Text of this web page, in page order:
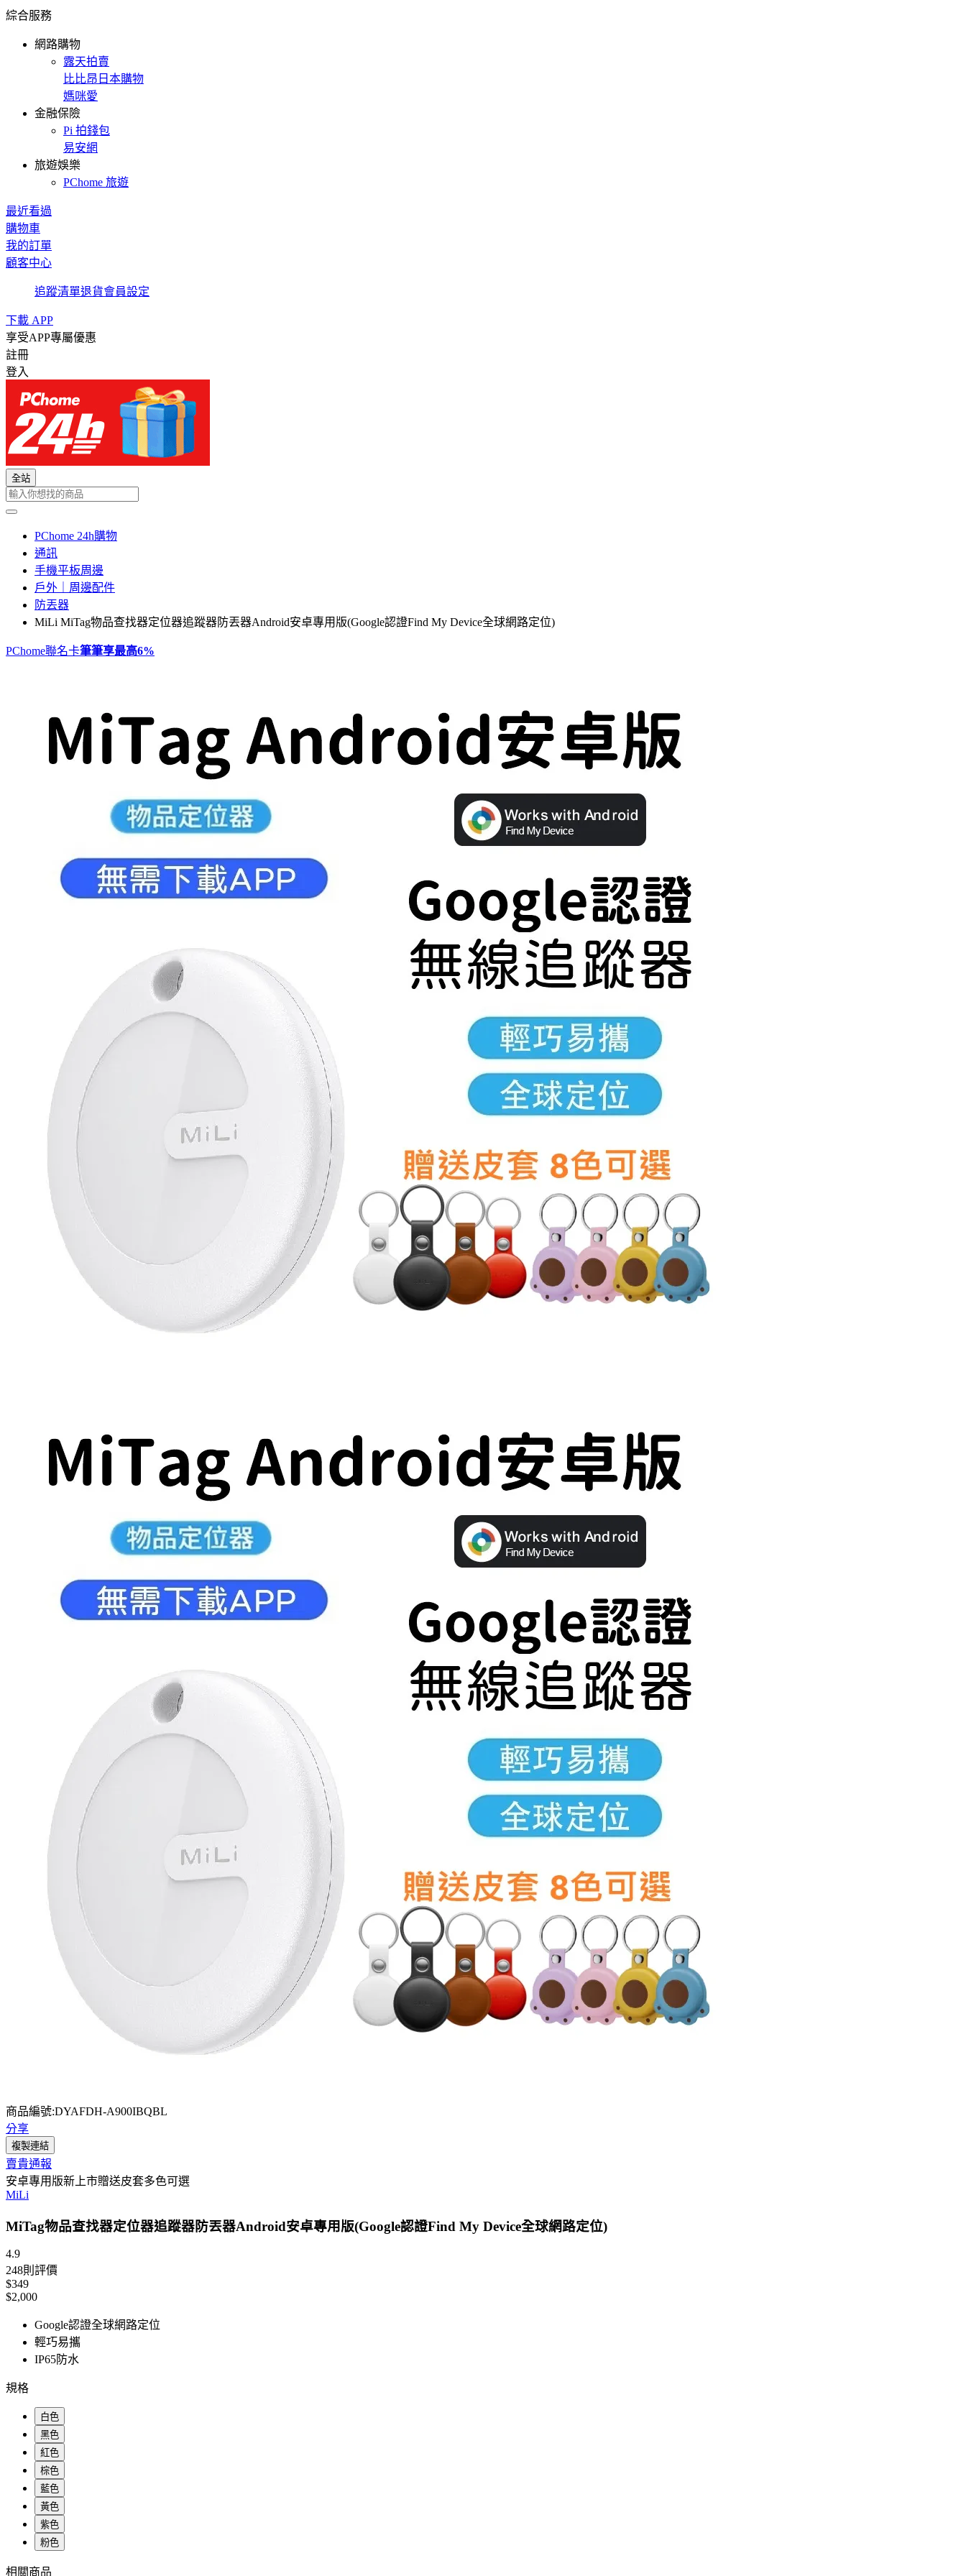
綜合服務
網路購物
露天拍賣
比比昂日本購物
媽咪愛
金融保險
Pi 拍錢包
易安網
旅遊娛樂
PChome 旅遊
最近看過
購物車
我的訂單
顧客中心
追蹤清單退貨會員設定
下載 APP
享受APP專屬優惠
註冊
登入
全站
PChome 24h購物
通訊
手機平板周邊
戶外｜周邊配件
防丟器
MiLi MiTag物品查找器定位器追蹤器防丟器Android安卓專用版(Google認證Find My Device全球網路定位)
PChome聯名卡筆筆享最高6%
商品編號:DYAFDH-A900IBQBL
分享
複製連結
賣貴通報
安卓專用版新上市贈送皮套多色可選
MiLi
MiTag物品查找器定位器追蹤器防丟器Android安卓專用版(Google認證Find My Device全球網路定位)
4.9
248則評價
$349
$2,000
Google認證全球網路定位
輕巧易攜
IP65防水
規格
白色
黑色
紅色
棕色
藍色
黃色
紫色
粉色
相關商品